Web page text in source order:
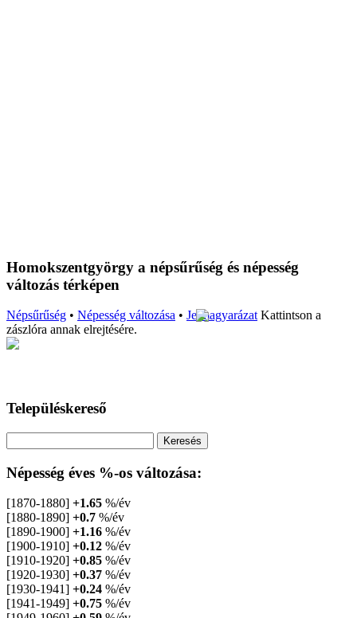
Homokszentgyörgy a népsűrűség és népesség
változás térképen
Népsűrűség • Népesség változása • JelmagyarázatKattintson a
zászlóra annak elrejtésére.
Településkereső
Népesség éves %-os változása:
[1870-1880] +1.65 %/év
[1880-1890] +0.7 %/év
[1890-1900] +1.16 %/év
[1900-1910] +0.12 %/év
[1910-1920] +0.85 %/év
[1920-1930] +0.37 %/év
[1930-1941] +0.24 %/év
[1941-1949] +0.75 %/év